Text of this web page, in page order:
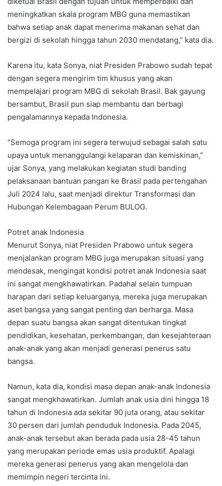
meningkatkan skala program MBG guna memastikan
bahwa setiap anak dapat menerima makanan sehat dan
bergizi di sekolah hingga tahun 2030 mendatang,” kata dia.
Karena itu, kata Sonya, niat Presiden Prabowo sudah tepat
dengan segera mengirim tim khusus yang akan
mempelajari program MBG di sekolah Brasil. Bak gayung
bersambut, Brasil pun siap membantu dan berbagi
pengalamannya kepada Indonesia.
“Semoga program ini segera terwujud sebagai salah satu
upaya untuk menanggulangi kelaparan dan kemiskinan,”
ujar Sonya, yang melakukan kegiatan studi banding
pelaksanaan bantuan pangan ke Brasil pada pertengahan
Juli 2024 lalu, saat menjadi direktur Transformasi dan
Hubungan Kelembagaan Perum BULOG.
Potret anak Indonesia
Menurut Sonya, niat Presiden Prabowo untuk segera
menjalankan program MBG juga merupakan situasi yang
mendesak, mengingat kondisi potret anak Indonesia saat
ini sangat mengkhawatirkan. Padahal selain tumpuan
harapan dari setiap keluarganya, mereka juga merupakan
aset bangsa yang sangat penting dan berharga. Masa
depan suatu bangsa akan sangat ditentukan tingkat
pendidikan, kesehatan, perkembangan, dan kesejahteraan
anak-anak yang akan menjadi generasi penerus satu
bangsa.
Namun, kata dia, kondisi masa depan anak-anak Indonesia
sangat mengkhawatirkan. Jumlah anak usia dini hingga 18
tahun di Indonesia ada sekitar 90 juta orang, atau sekitar
30 persen dari jumlah penduduk Indonesia. Pada 2045,
anak-anak tersebut akan berada pada usia 28-45 tahun
yang merupakan periode emas usia produktif. Apalagi
mereka generasi penerus yang akan mengelola dan
memimpin negeri tercinta ini.